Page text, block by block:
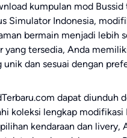
kumpulan mod Bussid
Simulator Indonesia,
bermain menjadi lebih
tersedia, Anda
dan sesuai dengan
dapat diunduh
koleksi lengkap modifikasi
kendaraan dan livery,